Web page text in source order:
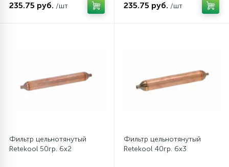
235.75 руб. /шт 235.75 руб. /шт
Фильтр цельнотянутый
Retekool 50гр. 6х2
Фильтр цельнотянутый
Retekool 40гр. 6х3